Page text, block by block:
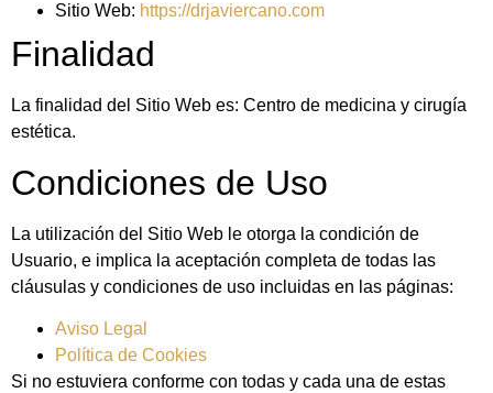
Sitio Web: https://drjaviercano.com
Finalidad
La finalidad del Sitio Web es: Centro de medicina y cirugía
estética.
Condiciones de Uso
La utilización del Sitio Web le otorga la condición de
Usuario, e implica la aceptación completa de todas las
cláusulas y condiciones de uso incluidas en las páginas:
Aviso Legal
Política de Cookies
Si no estuviera conforme con todas y cada una de estas